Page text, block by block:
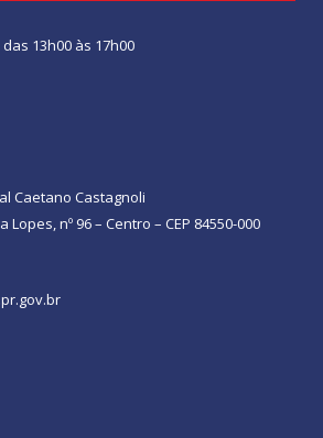
13h00 às 17h00
Caetano Castagnoli
Lopes, nº 96 – Centro – CEP 84550-000